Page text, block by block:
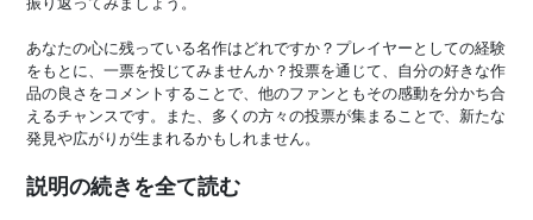
あなたの心に残っている名作はどれですか？プレイヤーとしての経験
をもとに、一票を投じてみませんか？投票を通じて、自分の好きな作
品の良さをコメントすることで、他のファンともその感動を分かち合
えるチャンスです。また、多くの方々の投票が集まることで、新たな
発見や広がりが生まれるかもしれません。
説明の続きを全て読む